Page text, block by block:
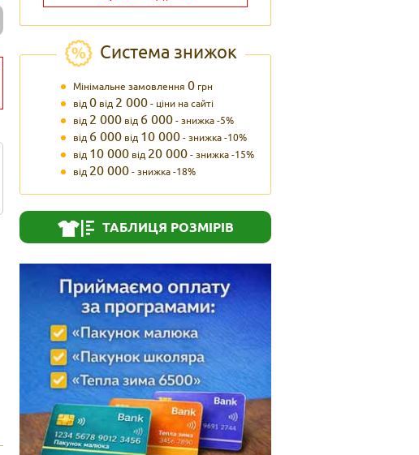
Система знижок
Мінімальне замовлення 0 грн
від0 від 2 000- ціни на сайті
від 2 000 від 6 000- знижка -5%
від 6 000 від 10 000- знижка -10%
від 10 000 від 20 000- знижка -15%
від 20 000- знижка -18%
ТАБЛИЦЯ РОЗМІРІВ